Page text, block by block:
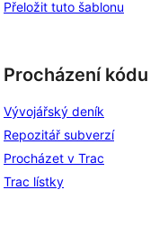
Přeložit tuto šablonu
Procházení kódu
Vývojářský deník
Repozitář subverzí
Procházet v Trac
Trac lístky